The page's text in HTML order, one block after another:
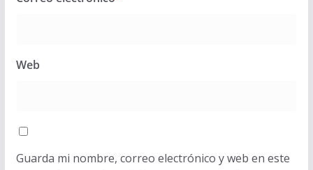
Web
Guarda mi nombre, correo electrónico y web en este